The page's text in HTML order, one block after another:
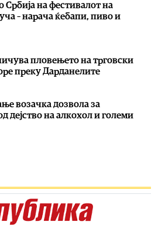
Србија на фестивалот на
– нарача ќебапи, пиво и
пловењето на трговски
преку Дарданелите
возачка дозвола за
дејство на алкохол и големи
на Ормутскиот Теснец зависи